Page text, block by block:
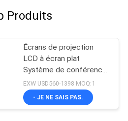
Produits
Écrans de projection
LCD à écran plat
Système de conférence
20 tactile
EXW USD560-1398 MOQ:1
- JE NE SAIS PAS.